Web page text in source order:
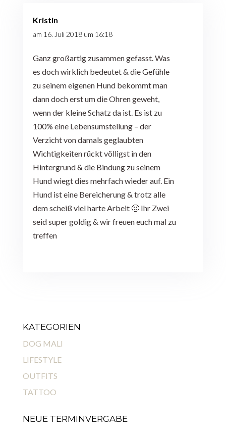
Kristin
am 16. Juli 2018 um 16:18
Ganz großartig zusammen gefasst. Was
es doch wirklich bedeutet & die Gefühle
zu seinem eigenen Hund bekommt man
dann doch erst um die Ohren geweht,
wenn der kleine Schatz da ist. Es ist zu
100% eine Lebensumstellung – der
Verzicht von damals geglaubten
Wichtigkeiten rückt völligst in den
Hintergrund & die Bindung zu seinem
Hund wiegt dies mehrfach wieder auf. Ein
Hund ist eine Bereicherung & trotz alle
dem scheiß viel harte Arbeit 🙂 Ihr Zwei
seid super goldig & wir freuen euch mal zu
treffen
KATEGORIEN
DOG MALI
LIFESTYLE
OUTFITS
TATTOO
NEUE TERMINVERGABE